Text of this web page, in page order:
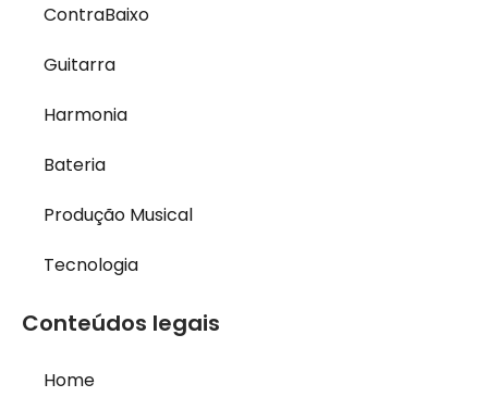
ContraBaixo
Guitarra
Harmonia
Bateria
Produção Musical
Tecnologia
Conteúdos legais
Home